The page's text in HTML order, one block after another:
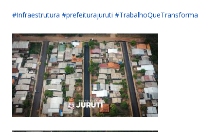
#Infraestrutura #prefeiturajuruti #TrabalhoQueTransforma